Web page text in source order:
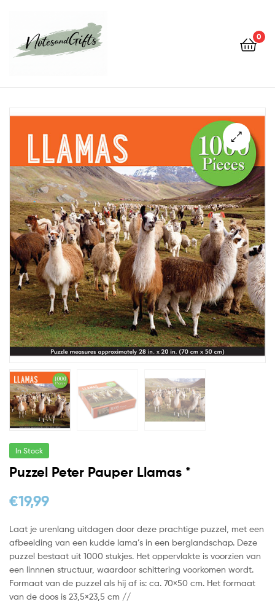
0
In Stock
Puzzel Peter Pauper Llamas *
€19,99
Laat je urenlang uitdagen door deze prachtige puzzel, met een
afbeelding van een kudde lama’s in een berglandschap. Deze
puzzel bestaat uit 1000 stukjes. Het oppervlakte is voorzien van
een linnnen structuur, waardoor schittering voorkomen wordt.
Formaat van de puzzel als hij af is: ca. 70×50 cm. Het formaat
van de doos is 23,5×23,5 cm //